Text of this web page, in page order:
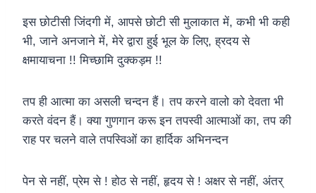
इस छोटीसी जिंदगी में, आपसे छोटी सी मुलाकात में, कभी भी कही
भी, जाने अनजाने में, मेरे द्वारा हुई भूल के लिए, ह्रदय से
क्षमायाचना !! मिच्छामि दुक्कड़म !!
तप ही आत्मा का असली चन्दन हैं। तप करने वालो को देवता भी
करते वंदन हैं। क्या गुणगान करू इन तपस्वी आत्माओं का, तप की
राह पर चलने वाले तपस्विओं का हार्दिक अभिनन्दन
पेन से नहीं, प्रेम से ! होठ से नहीं, हृदय से ! अक्षर से नहीं, अंतर्